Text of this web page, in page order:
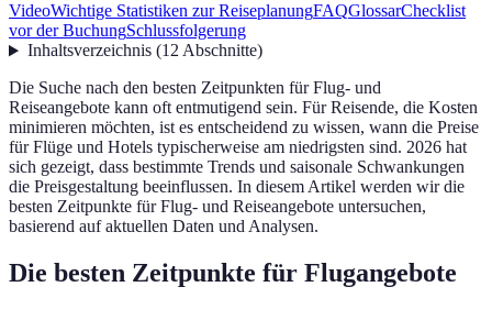
VideoWichtige Statistiken zur ReiseplanungFAQGlossarChecklist
vor der BuchungSchlussfolgerung
Inhaltsverzeichnis(12Abschnitte)
Die Suche nach den besten Zeitpunkten für Flug- und
Reiseangebote kann oft entmutigend sein. Für Reisende, die Kosten
minimieren möchten, ist es entscheidend zu wissen, wann die Preise
für Flüge und Hotels typischerweise am niedrigsten sind. 2026 hat
sich gezeigt, dass bestimmte Trends und saisonale Schwankungen
die Preisgestaltung beeinflussen. In diesem Artikel werden wir die
besten Zeitpunkte für Flug- und Reiseangebote untersuchen,
basierend auf aktuellen Daten und Analysen.
Die besten Zeitpunkte für Flugangebote